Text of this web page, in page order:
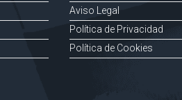
Aviso Legal
Política de Privacidad
Política de Cookies